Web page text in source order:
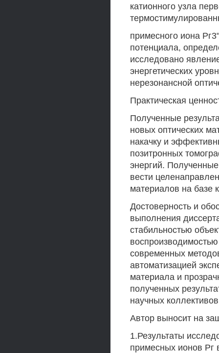
катионного узла
примесного иона
потенциала,
исследовано
энергетических
нерезонансной
Практическая
Полученные
новых оптических
накачку и
позитронных
энергий.
вести
материалов на базе
Достоверность и
выполнения
стабильностью
современных
автоматизацией
материала и
полученных
научных
Автор выносит на
1.Результаты
примесных ионов Рг